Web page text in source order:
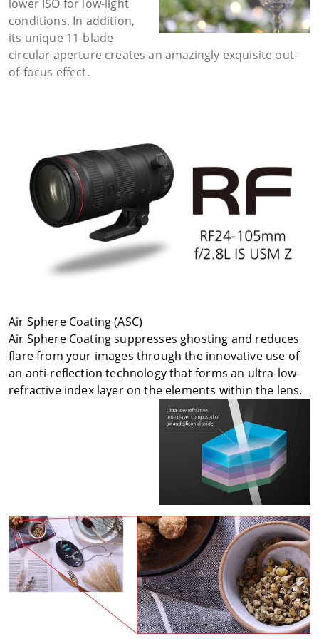
lower ISO for low-light
conditions. In addition,
its unique 11-blade
circular aperture creates an amazingly exquisite out-
of-focus effect.
Air Sphere Coating (ASC)
Air Sphere Coating suppresses ghosting and reduces
flare from your images through the innovative use of
an anti-reflection technology that forms an ultra-low-
refractive index layer on the elements within the lens.